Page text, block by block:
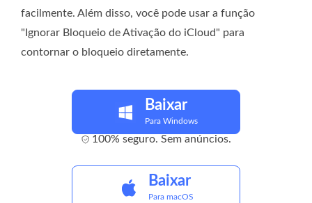
facilmente. Além disso, você pode usar a função
"Ignorar Bloqueio de Ativação do iCloud" para
contornar o bloqueio diretamente.
Baixar
Para Windows
100% seguro. Sem anúncios.
Baixar
Para macOS